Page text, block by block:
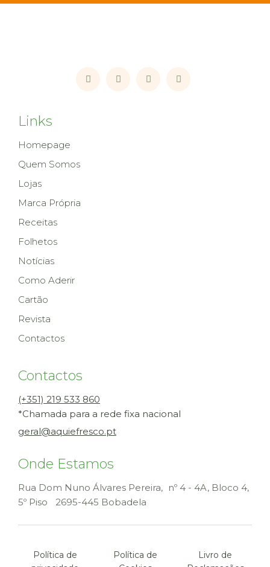
Links
Homepage
Quem Somos
Lojas
Marca Própria
Receitas
Folhetos
Notícias
Como Aderir
Cartão
Revista
Contactos
Contactos
(+351) 219 533 860
*Chamada para a rede fixa nacional
geral@aquiefresco.pt
Onde Estamos
Rua Dom Nuno Álvares Pereira, nº 4 - 4A, Bloco 4,
5º Piso 2695-445 Bobadela
Política de
Política de
Livro de